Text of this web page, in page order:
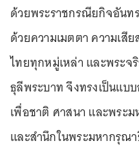
ด้วยพระราชกรณียกิจอัน
ด้วยความเมตตา ความเสี
ไทยทุกหมู่เหล่า และพระจ
ธุลีพระบาท จึงทรงเป็นแบ
เพื่อชาติ ศาสนา และพระ
และสำนึกในพระมหากรุ